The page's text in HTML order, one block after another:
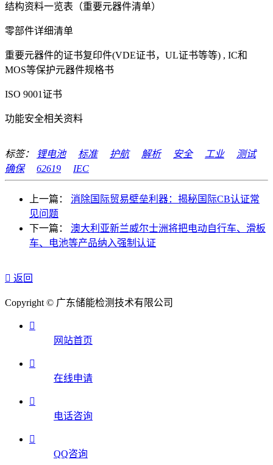
结构资料一览表（重要元器件清单）
零部件详细清单
重要元器件的证书复印件(VDE证书，UL证书等等) , IC和
MOS等保护元器件规格书
ISO 9001证书
功能安全相关资料
标签： 锂电池 标准 护航 解析 安全 工业
测试
确保
62619 IEC
上一篇： 消除国际贸易壁垒利器：揭秘国际CB认证常
见问题
下一篇： 澳大利亚新兰威尔士洲将把电动自行车、滑板
车、电池等产品纳入强制认证
 返回
Copyright © 广东储能检测技术有限公司

网站首页

在线申请

电话咨询

QQ咨询